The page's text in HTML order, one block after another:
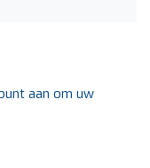
aan om uw